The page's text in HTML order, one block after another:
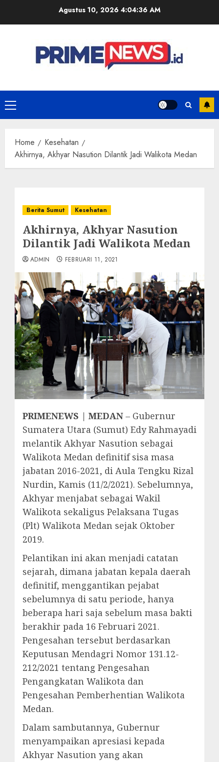
Agustus 10, 20264:04:37 AM
Primary
Menu
Home
Kesehatan
Akhirnya, Akhyar Nasution Dilantik Jadi Walikota Medan
Berita Sumut Kesehatan
Akhirnya, Akhyar Nasution
Dilantik Jadi Walikota Medan
ADMIN FEBRUARI 11, 2021
PRIMENEWS | MEDAN – Gubernur
Sumatera Utara (Sumut) Edy Rahmayadi
melantik Akhyar Nasution sebagai
Walikota Medan definitif sisa masa
jabatan 2016-2021, di Aula Tengku Rizal
Nurdin, Kamis (11/2/2021). Sebelumnya,
Akhyar menjabat sebagai Wakil
Walikota sekaligus Pelaksana Tugas
(Plt) Walikota Medan sejak Oktober
2019.
Pelantikan ini akan menjadi catatan
sejarah, dimana jabatan kepala daerah
definitif, menggantikan pejabat
sebelumnya di satu periode, hanya
beberapa hari saja sebelum masa bakti
berakhir pada 16 Februari 2021.
Pengesahan tersebut berdasarkan
Keputusan Mendagri Nomor 131.12-
212/2021 tentang Pengesahan
Pengangkatan Walikota dan
Pengesahan Pemberhentian Walikota
Medan.
Dalam sambutannya, Gubernur
menyampaikan apresiasi kepada
Akhyar Nasution yang akan